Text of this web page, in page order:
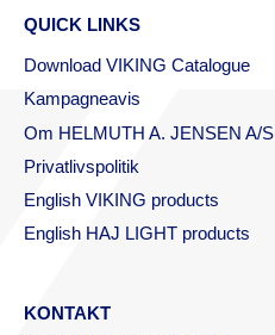
QUICK LINKS
Download VIKING Catalogue
Kampagneavis
Om HELMUTH A. JENSEN A/S
Privatlivspolitik
English VIKING products
English HAJ LIGHT products
KONTAKT